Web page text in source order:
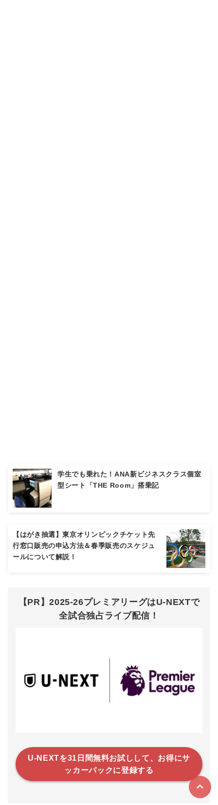
学生でも乗れた！ANA新ビジネスクラス個室
型シート「THE Room」搭乗記
【はがき抽選】東京オリンピックチケット先
行窓口販売の申込方法＆春季販売のスケジュ
ールについて解説！
【PR】2025-26プレミアリーグはU-NEXTで
全試合独占ライブ配信！
U-NEXTを31日間無料お試しして、お得にサ
ッカーパックに登録する